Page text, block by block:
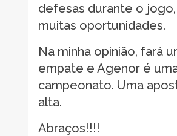
defesas durante o
muitas oportunidades.
Na minha opinião, fará
empate e Agenor é
campeonato. Uma
alta.
Abraços!!!!